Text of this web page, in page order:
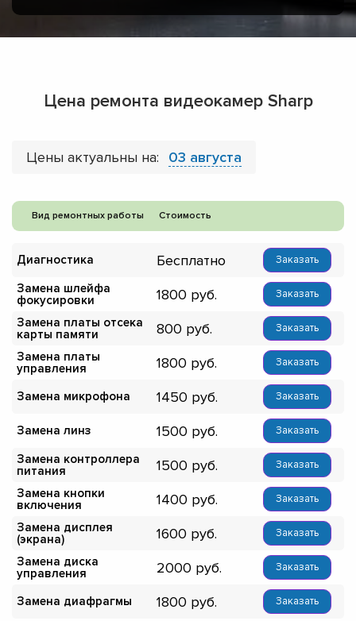
Цена ремонта видеокамер Sharp
Цены актуальны на: 03 августа
Вид ремонтных работы Стоимость
Диагностика Бесплатно Заказать
Замена шлейфа
фокусировки
1800 Заказать
Замена платы отсека
карты памяти
800 Заказать
Замена платы
управления
1800 Заказать
Замена микрофона 1450 Заказать
Замена линз 1500 Заказать
Замена контроллера
питания
1500 Заказать
Замена кнопки
включения
1400 Заказать
Замена дисплея
(экрана)
1600 Заказать
Замена диска
управления
2000 Заказать
Замена диафрагмы 1800 Заказать